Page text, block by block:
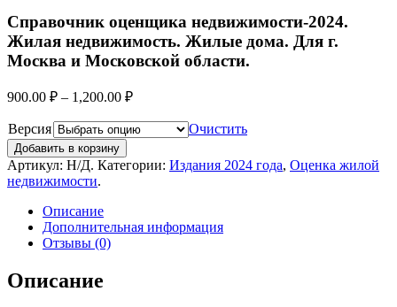
Справочник оценщика недвижимости-2024.
Жилая недвижимость. Жилые дома. Для г.
Москва и Московской области.
900.00 ₽ – 1,200.00 ₽
Версия Очистить
Добавить в корзину
Артикул: Н/Д. Категории: Издания 2024 года, Оценка жилой
недвижимости.
Описание
Дополнительная информация
Отзывы (0)
Описание